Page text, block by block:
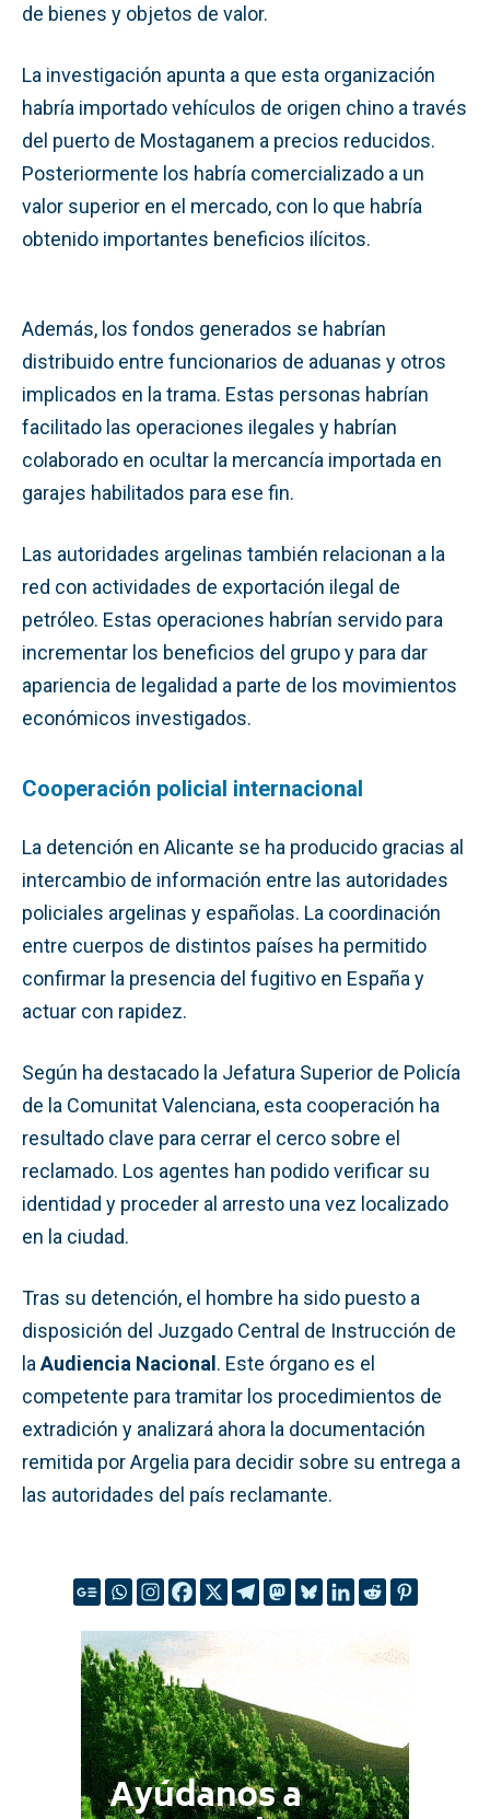
de bienes y objetos de valor.
La investigación apunta a que esta organización
habría importado vehículos de origen chino a través
del puerto de Mostaganem a precios reducidos.
Posteriormente los habría comercializado a un
valor superior en el mercado, con lo que habría
obtenido importantes beneficios ilícitos.
Además, los fondos generados se habrían
distribuido entre funcionarios de aduanas y otros
implicados en la trama. Estas personas habrían
facilitado las operaciones ilegales y habrían
colaborado en ocultar la mercancía importada en
garajes habilitados para ese fin.
Las autoridades argelinas también relacionan a la
red con actividades de exportación ilegal de
petróleo. Estas operaciones habrían servido para
incrementar los beneficios del grupo y para dar
apariencia de legalidad a parte de los movimientos
económicos investigados.
Cooperación policial internacional
La detención en Alicante se ha producido gracias al
intercambio de información entre las autoridades
policiales argelinas y españolas. La coordinación
entre cuerpos de distintos países ha permitido
confirmar la presencia del fugitivo en España y
actuar con rapidez.
Según ha destacado la Jefatura Superior de Policía
de la Comunitat Valenciana, esta cooperación ha
resultado clave para cerrar el cerco sobre el
reclamado. Los agentes han podido verificar su
identidad y proceder al arresto una vez localizado
en la ciudad.
Tras su detención, el hombre ha sido puesto a
disposición del Juzgado Central de Instrucción de
la Audiencia Nacional. Este órgano es el
competente para tramitar los procedimientos de
extradición y analizará ahora la documentación
remitida por Argelia para decidir sobre su entrega a
las autoridades del país reclamante.